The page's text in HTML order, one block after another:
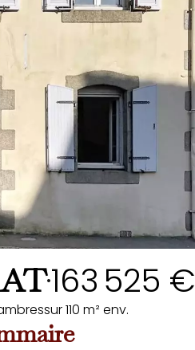
•163 525 €
sur 110 m² env.